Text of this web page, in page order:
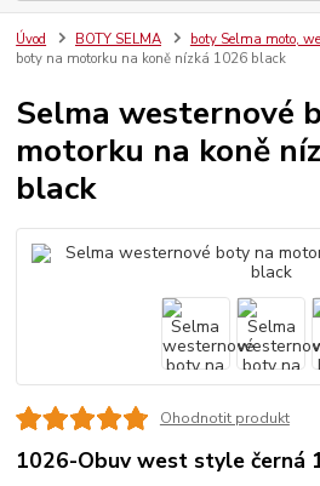
Úvod BOTY SELMA boty Selma moto,
boty na motorku na koně nízká 1026 black
Selma westernové
motorku na koně
black
Ohodnotit produkt
1026-Obuv west style černá